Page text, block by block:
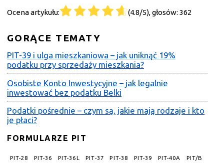
Ocena artykułu: (4.8/5), głosów: 362
GORĄCE TEMATY
PIT-39 i ulga mieszkaniowa – jak uniknąć 19%
podatku przy sprzedaży mieszkania?
Osobiste Konto Inwestycyjne – jak legalnie
inwestować bez podatku Belki
Podatki pośrednie – czym są, jakie mają rodzaje i kto
je płaci?
FORMULARZE PIT
PIT-28 PIT-36 PIT-36L PIT-37 PIT-38 PIT-39 PIT-40A PIT/B